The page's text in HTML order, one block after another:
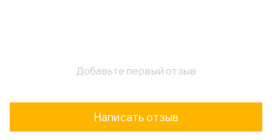
Добавьте первый отзыв
Написать отзыв